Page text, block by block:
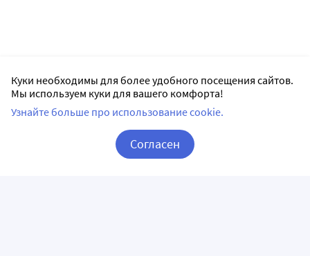
Куки необходимы для более удобного посещения сайтов.
Мы используем куки для вашего комфорта!
Узнайте больше про использование cookie.
Согласен